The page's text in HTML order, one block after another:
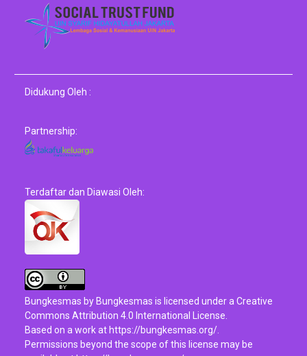
Didukung Oleh :
Partnership:
Terdaftar dan Diawasi Oleh:
Bungkesmas by Bungkesmas is licensed under aCreative
Commons Attribution 4.0 International License.
Based on a work at https://bungkesmas.org/.
Permissions beyond the scope of this license may be